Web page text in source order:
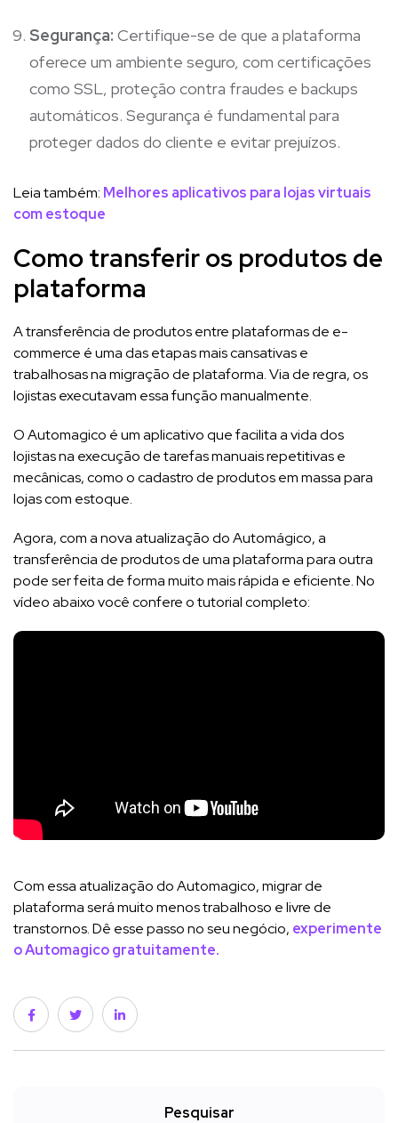
Segurança: Certifique-se de que a plataforma
oferece um ambiente seguro, com certificações
como SSL, proteção contra fraudes e backups
automáticos. Segurança é fundamental para
proteger dados do cliente e evitar prejuízos.
Leia também: Melhores aplicativos para lojas virtuais
com estoque
Como transferir os produtos de
plataforma
A transferência de produtos entre plataformas de e-
commerce é uma das etapas mais cansativas e
trabalhosas na migração de plataforma. Via de regra, os
lojistas executavam essa função manualmente.
O Automagico é um aplicativo que facilita a vida dos
lojistas na execução de tarefas manuais repetitivas e
mecânicas, como o cadastro de produtos em massa para
lojas com estoque.
Agora, com a nova atualização do Automágico, a
transferência de produtos de uma plataforma para outra
pode ser feita de forma muito mais rápida e eficiente. No
vídeo abaixo você confere o tutorial completo:
Com essa atualização do Automagico, migrar de
plataforma será muito menos trabalhoso e livre de
transtornos. Dê esse passo no seu negócio, experimente
o Automagico gratuitamente.
Pesquisar